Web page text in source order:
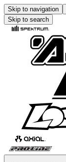
Skip to navigation
Skip to search